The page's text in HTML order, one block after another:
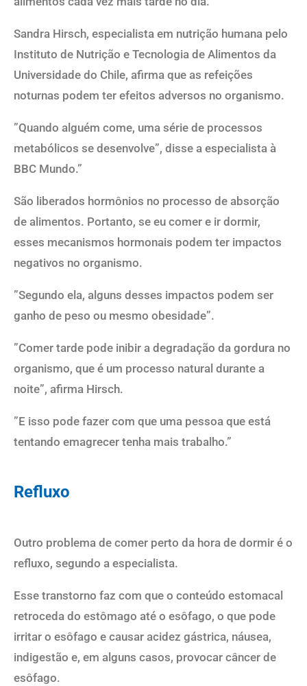
Sandra Hirsch, especialista em nutrição humana pelo
Instituto de Nutrição e Tecnologia de Alimentos da
Universidade do Chile, afirma que as refeições
noturnas podem ter efeitos adversos no organismo.
”Quando alguém come, uma série de processos
metabólicos se desenvolve”, disse a especialista à
BBC Mundo.”
São liberados hormônios no processo de absorção
de alimentos. Portanto, se eu comer e ir dormir,
esses mecanismos hormonais podem ter impactos
negativos no organismo.
”Segundo ela, alguns desses impactos podem ser
ganho de peso ou mesmo obesidade”.
”Comer tarde pode inibir a degradação da gordura no
organismo, que é um processo natural durante a
noite”, afirma Hirsch.
”E isso pode fazer com que uma pessoa que está
tentando emagrecer tenha mais trabalho.”
Refluxo
Outro problema de comer perto da hora de dormir é o
refluxo, segundo a especialista.
Esse transtorno faz com que o conteúdo estomacal
retroceda do estômago até o esôfago, o que pode
irritar o esôfago e causar acidez gástrica, náusea,
indigestão e, em alguns casos, provocar câncer de
esôfago.